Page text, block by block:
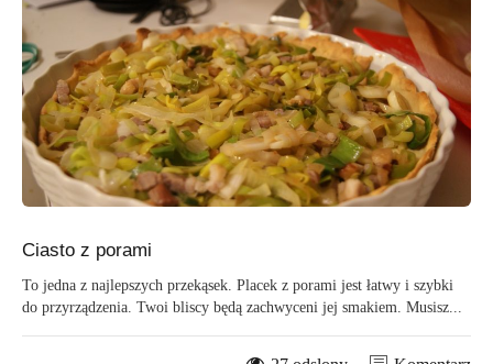
Ciasto z porami
To jedna z najlepszych przekąsek. Placek z porami jest łatwy i szybki
do przyrządzenia. Twoi bliscy będą zachwyceni jej smakiem. Musisz...